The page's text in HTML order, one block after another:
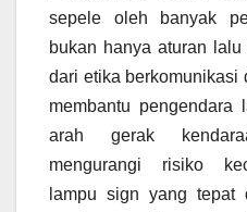
sepele oleh banyak
bukan hanya aturan
dari etika berkomunikasi
membantu pengendara
arah gerak
mengurangi risiko
lampu sign yang tepat